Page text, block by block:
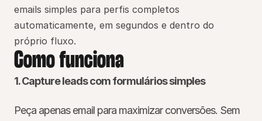
emails simples para perfis completos
automaticamente, em segundos e dentro do
próprio fluxo.
Como funciona
1. Capture leads com formulários simples
Peça apenas email para maximizar conversões. Sem